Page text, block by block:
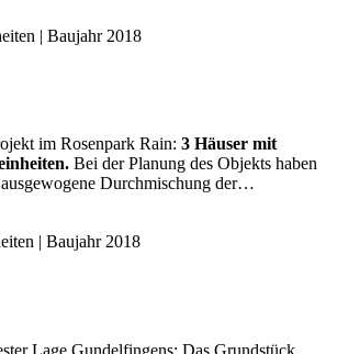
| Baujahr 2018
im Rosenpark Rain: 3 Häuser mit
Bei der Planung des Objekts haben
Durchmischung der…
| Baujahr 2018
Lage Gundelfingens: Das Grundstück